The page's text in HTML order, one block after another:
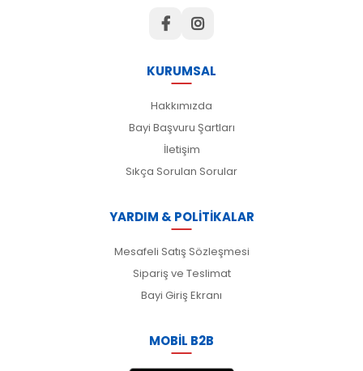
KURUMSAL
Hakkımızda
Bayi Başvuru Şartları
İletişim
Sıkça Sorulan Sorular
YARDIM & POLİTİKALAR
Mesafeli Satış Sözleşmesi
Sipariş ve Teslimat
Bayi Giriş Ekranı
MOBİL B2B